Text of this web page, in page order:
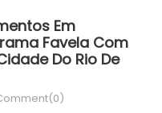
Em
Favela Com
Do Rio De